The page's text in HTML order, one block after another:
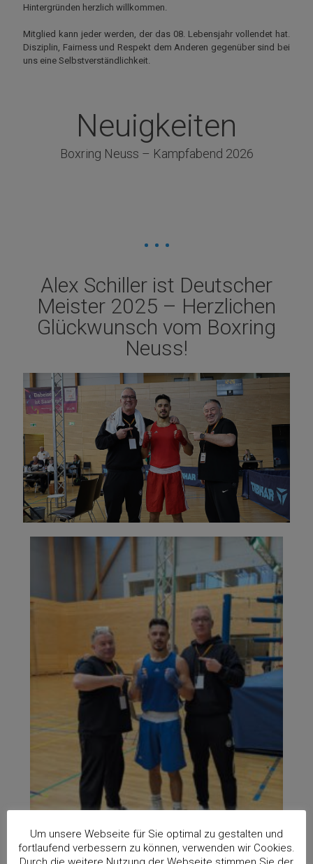
Hintergründen herzlich willkommen.
Mitglied kann jeder werden, der das 08. Lebensjahr vollendet hat.
Disziplin, Fairness und Respekt dem Anderen gegenüber sind bei
uns eine Selbstverständlichkeit.
Neuigkeiten
Boxring Neuss – Kampfabend 2026
Alex Schiller ist Deutscher
Meister 2025 – Herzlichen
Glückwunsch vom Boxring
Neuss!
Um unsere Webseite für Sie optimal zu gestalten und
fortlaufend verbessern zu können, verwenden wir Cookies.